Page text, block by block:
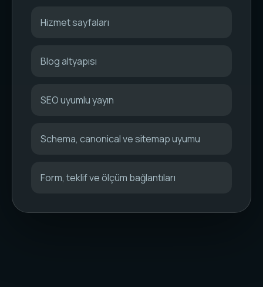
Hizmet sayfaları
Blog altyapısı
SEO uyumlu yayın
Schema, canonical ve sitemap uyumu
Form, teklif ve ölçüm bağlantıları